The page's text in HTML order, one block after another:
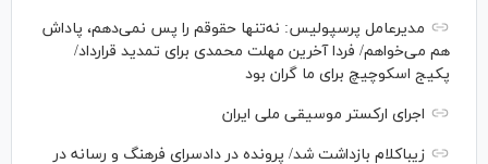
مدیرعامل پرسپولیس: نه‌تنها حقوقم را پس نمی‌دهم، پاداش
هم می‌خواهم/ فردا آخرین مهلت محمدی برای تمدید قرارداد/
پکیج اسکوچیچ برای ما گران بود
اجرای ارکستر موسیقی ملی ایران
زیباکلام بازداشت شد/ پرونده در دادسرای فرهنگ و رسانه در